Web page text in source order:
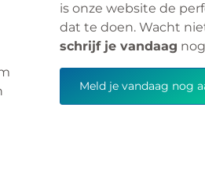
is onze website de
dat te doen. Wacht
schrijf je vandaag
Meld je vandaag nog